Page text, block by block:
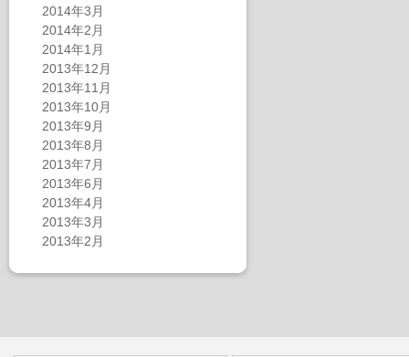
2014年3月
2014年2月
2014年1月
2013年12月
2013年11月
2013年10月
2013年9月
2013年8月
2013年7月
2013年6月
2013年4月
2013年3月
2013年2月